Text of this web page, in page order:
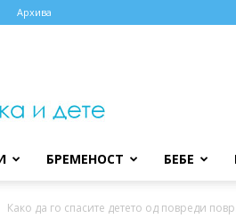
Архива
БРЕМЕНОСТ БЕБЕ
Како да го спасите детето од повреди